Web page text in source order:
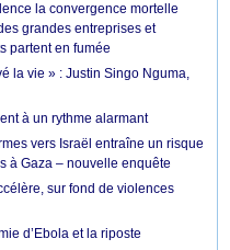
la convergence mortelle
grandes entreprises et
partent en fumée
la vie » : Justin Singo Nguma,
à un rythme alarmant
vers Israël entraîne un risque
à Gaza – nouvelle enquête
sur fond de violences
d’Ebola et la riposte